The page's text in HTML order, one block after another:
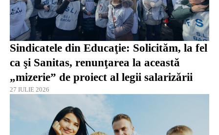
Sindicatele din Educaţie: Solicităm, la fel
ca şi Sanitas, renunţarea la această
„mizerie” de proiect al legii salarizării
27 IULIE 2026